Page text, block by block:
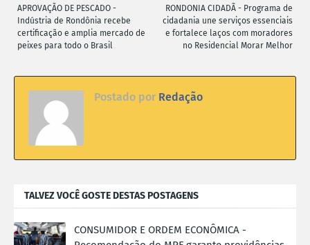
RONDONIA CIDADÃ - Programa de
cidadania une serviços essenciais
e fortalece laços com moradores
no Residencial Morar Melhor
APROVAÇÃO DE PESCADO -
Indústria de Rondônia recebe
certificação e amplia mercado de
peixes para todo o Brasil
Postado por Redação
TALVEZ VOCÊ GOSTE DESTAS POSTAGENS
CONSUMIDOR E ORDEM ECONÔMICA -